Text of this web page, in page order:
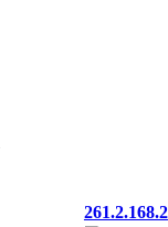
261.2.168.2